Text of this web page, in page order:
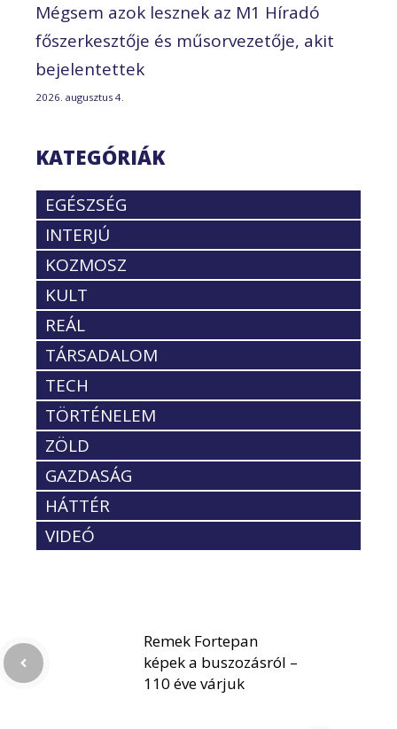
Mégsem azok lesznek az M1 Híradó
főszerkesztője és műsorvezetője, akit
bejelentettek
2026. augusztus 4.
KATEGÓRIÁK
EGÉSZSÉG
INTERJÚ
KOZMOSZ
KULT
REÁL
TÁRSADALOM
TECH
TÖRTÉNELEM
ZÖLD
GAZDASÁG
HÁTTÉR
VIDEÓ
Remek Fortepan
képek a buszozásról –
110 éve várjuk